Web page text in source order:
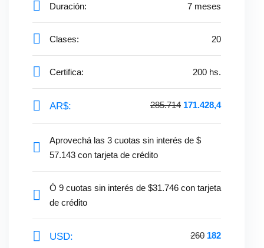
Duración: 7 meses
Clases: 20
Certifica: 200 hs.
AR$: 285.714 171.428,4
Aprovechá las 3 cuotas sin interés de $
57.143 con tarjeta de crédito
Ó 9 cuotas sin interés de $31.746 con tarjeta
de crédito
USD: 260 182